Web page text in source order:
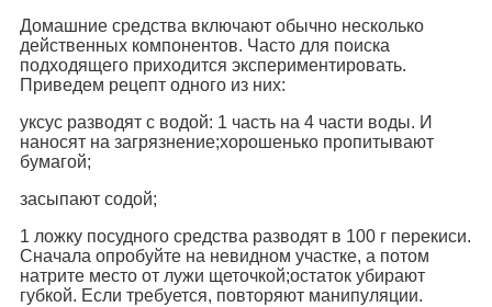
Домашние средства включают обычно несколько
действенных компонентов. Часто для поиска
подходящего приходится экспериментировать.
Приведем рецепт одного из них:
уксус разводят с водой: 1 часть на 4 части воды. И
наносят на загрязнение;хорошенько пропитывают
бумагой;
засыпают содой;
1 ложку посудного средства разводят в 100 г перекиси.
Сначала опробуйте на невидном участке, а потом
натрите место от лужи щеточкой;остаток убирают
губкой. Если требуется, повторяют манипуляции.